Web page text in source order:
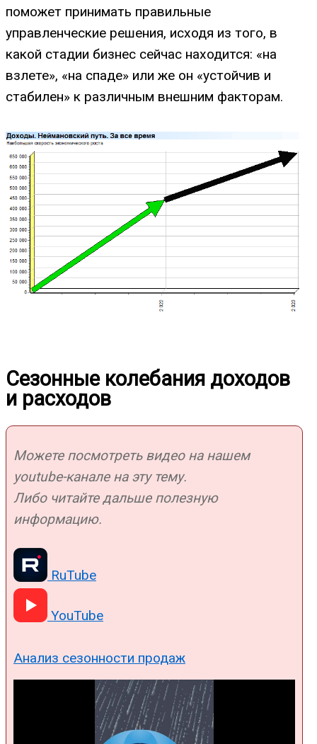
поможет принимать правильные
управленческие решения, исходя из того, в
какой стадии бизнес сейчас находится: «на
взлете», «на спаде» или же он «устойчив и
стабилен» к различным внешним факторам.
Сезонные колебания доходов
и расходов
Можете посмотреть видео на нашем
youtube-канале на эту тему.
Либо читайте дальше полезную
информацию.
RuTube
YouTube
Анализ сезонности продаж